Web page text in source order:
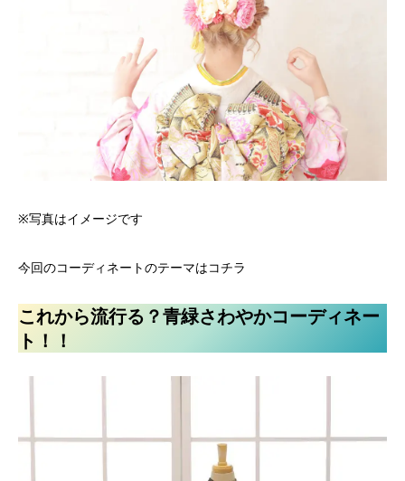
※写真はイメージです
今回のコーディネートのテーマはコチラ
これから流行る？青緑さわやかコーディネー
ト！！